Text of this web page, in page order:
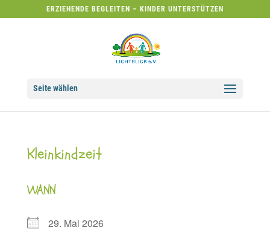
ERZIEHENDE BEGLEITEN – KINDER UNTERSTÜTZEN
Seite wählen
Kleinkindzeit
WANN
29. Mai 2026